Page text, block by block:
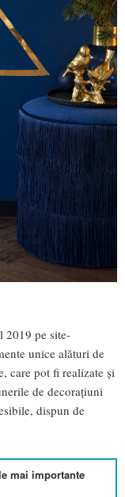
2019 pe site-
unice alături de
care pot fi realizate și
de decorațiuni
dispun de
mai importante